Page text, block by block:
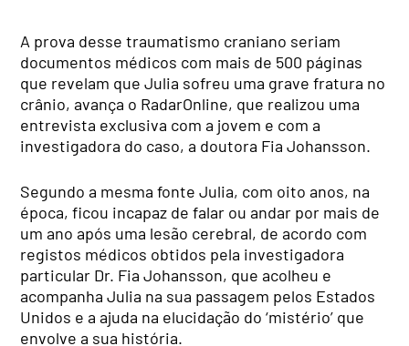
A prova desse traumatismo craniano seriam
documentos médicos com mais de 500 páginas
que revelam que Julia sofreu uma grave fratura no
crânio, avança o RadarOnline, que realizou uma
entrevista exclusiva com a jovem e com a
investigadora do caso, a doutora Fia Johansson.
Segundo a mesma fonte Julia, com oito anos, na
época, ficou incapaz de falar ou andar por mais de
um ano após uma lesão cerebral, de acordo com
registos médicos obtidos pela investigadora
particular Dr. Fia Johansson, que acolheu e
acompanha Julia na sua passagem pelos Estados
Unidos e a ajuda na elucidação do ‘mistério’ que
envolve a sua história.